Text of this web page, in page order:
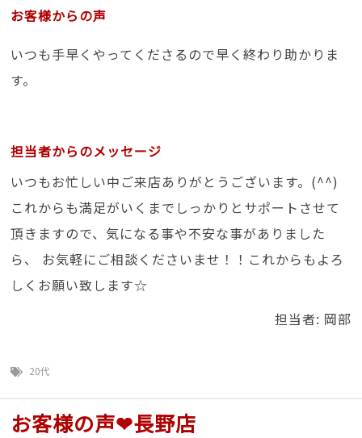
お客様からの声
いつも手早くやってくださるので早く終わり助かりま
す。
担当者からのメッセージ
いつもお忙しい中ご来店ありがとうございます。(^^)
これからも満足がいくまでしっかりとサポートさせて
頂きますので、気になる事や不安な事がありました
ら、 お気軽にご相談くださいませ！！これからもよろ
しくお願い致します☆
担当者: 岡部
20代
お客様の声❤長野店